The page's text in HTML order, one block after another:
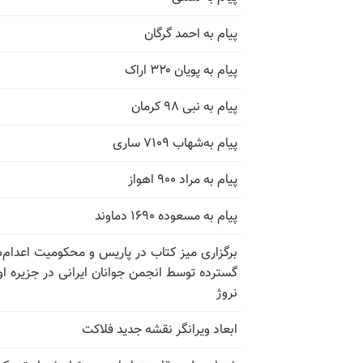
پیام به احمد گرگان
پیام به پویان ۳۲۰ اراک
پیام به نبی ۹۸ کرمان
پیام به‌شهاب ۷۱۰۹ ساری
پیام به مراد ۹۰۰ اهواز
پیام به مسعوده ۱۶۹۰ دماوند
برگزاری میز کتاب در پاریس و محکومیت
گسترده توسط انجمن جوانان ایرانی در جزیره
نروژ
ابعاد ویرانگر نقشه جدید فلاکت